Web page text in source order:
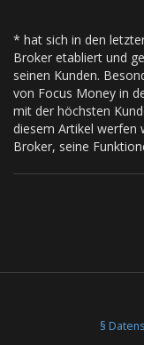
* hat sich in den
Broker etabliert und
seinen Kunden.
von Focus Money in
mit der höchsten
diesem Artikel werfen
Broker, seine
§